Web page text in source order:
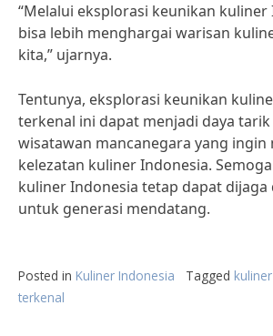
“Melalui eksplorasi keunikan kuliner
bisa lebih menghargai warisan
kita,” ujarnya.
Tentunya, eksplorasi keunikan
terkenal ini dapat menjadi daya
wisatawan mancanegara yang ingin
kelezatan kuliner Indonesia.
kuliner Indonesia tetap dapat dijaga
untuk generasi mendatang.
Posted in Kuliner Indonesia Tagged
terkenal